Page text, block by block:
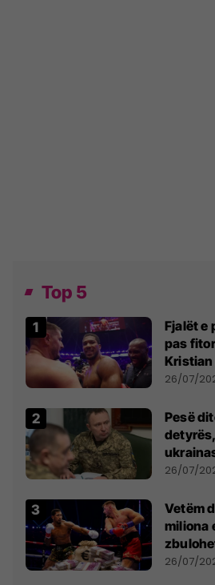
Top 5
Fjalët e
pas
Kristian
26/07/
Pesë
kontroll
26/07/
Vetëm
miliona
e
26/07/